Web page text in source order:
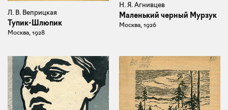
Л. В. Веприцкая
Тупик-Шлюпик
Москва, 1928
Н. Я. Агнивцев
Маленький черный Мурзук
Москва, 1926